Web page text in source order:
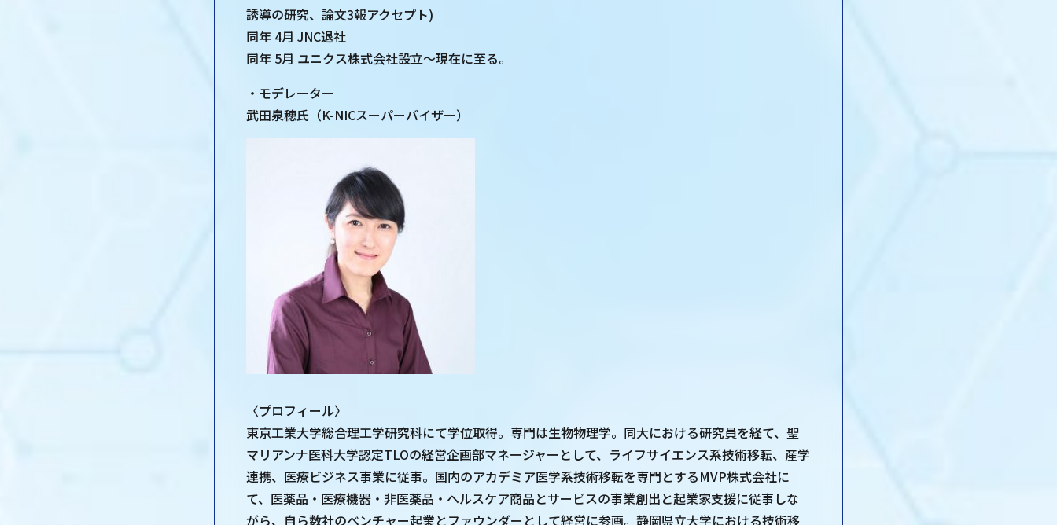
誘導の研究、論文3報アクセプト)
同年 4月 JNC退社
同年 5月 ユニクス株式会社設立～現在に至る。
・モデレーター
武田泉穂氏（K-NICスーパーバイザー）
〈プロフィール〉
東京工業大学総合理工学研究科にて学位取得。専門は生物物理学。同大における研究員を経て、聖
マリアンナ医科大学認定TLOの経営企画部マネージャーとして、ライフサイエンス系技術移転、産学
連携、医療ビジネス事業に従事。国内のアカデミア医学系技術移転を専門とするMVP株式会社に
て、医薬品・医療機器・非医薬品・ヘルスケア商品とサービスの事業創出と起業家支援に従事しな
がら、自ら数社のベンチャー起業とファウンダーとして経営に参画。静岡県立大学における技術移